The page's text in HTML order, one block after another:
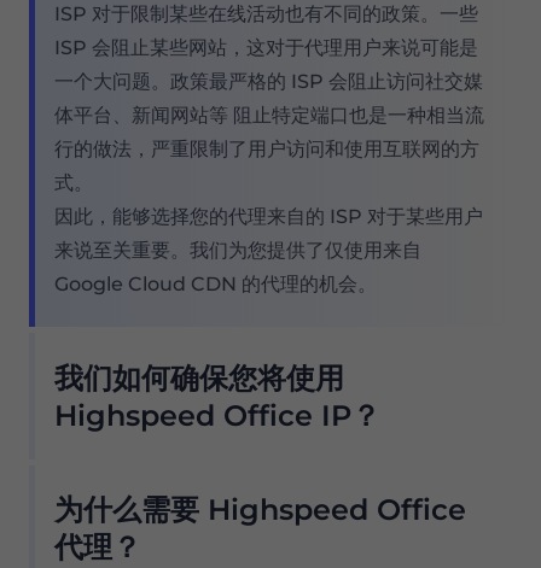
ISP 对于限制某些在线活动也有不同的政策。一些
ISP 会阻止某些网站，这对于代理用户来说可能是
一个大问题。政策最严格的 ISP 会阻止访问社交媒
体平台、新闻网站等 阻止特定端口也是一种相当流
行的做法，严重限制了用户访问和使用互联网的方
式。
因此，能够选择您的代理来自的 ISP 对于某些用户
来说至关重要。我们为您提供了仅使用来自
Google Cloud CDN 的代理的机会。
我们如何确保您将使用
Highspeed Office IP？
理，因此我们的客户不必担心停机和 IP 阻塞。您
可以从与该提供商合作的位置使用 Highspeed
为什么需要 Highspeed Office
代理？